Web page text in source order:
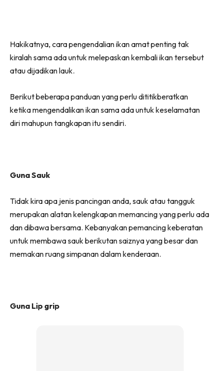
Hakikatnya, cara pengendalian ikan amat penting tak
kiralah sama ada untuk melepaskan kembali ikan tersebut
atau dijadikan lauk.
Berikut beberapa panduan yang perlu dititikberatkan
ketika mengendalikan ikan sama ada untuk keselamatan
diri mahupun tangkapan itu sendiri.
Guna Sauk
Tidak kira apa jenis pancingan anda, sauk atau tangguk
merupakan alatan kelengkapan memancing yang perlu ada
dan dibawa bersama. Kebanyakan pemancing keberatan
untuk membawa sauk berikutan saiznya yang besar dan
memakan ruang simpanan dalam kenderaan.
Guna Lip grip